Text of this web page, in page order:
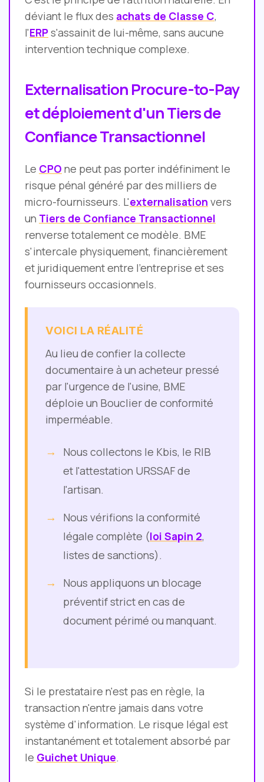
déviant le flux des achats de Classe C,
l'ERPs'assainit de lui-même, sans aucune
intervention technique complexe.
Externalisation Procure-to-Pay
et déploiement d'un Tiers de
Confiance Transactionnel
Le CPO ne peut pas porter indéfiniment le
risque pénal généré par des milliers de
micro-fournisseurs. L'externalisation vers
un Tiers de Confiance Transactionnel
renverse totalement ce modèle. BME
s'intercale physiquement, financièrement
et juridiquement entre l'entreprise et ses
fournisseurs occasionnels.
VOICI LA RÉALITÉ
Au lieu de confier la collecte
documentaire à un acheteur pressé
par l'urgence de l'usine, BME
déploie un Bouclier de conformité
imperméable.
Nous collectons le Kbis, le RIB
et l'attestation URSSAF de
l'artisan.
Nous vérifions la conformité
légale complète (loi Sapin 2,
listes de sanctions).
Nous appliquons un blocage
préventif strict en cas de
document périmé ou manquant.
Si le prestataire n'est pas en règle, la
transaction n'entre jamais dans votre
système d'information. Le risque légal est
instantanément et totalement absorbé par
le Guichet Unique.